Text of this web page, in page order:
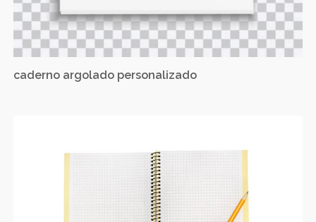
caderno argolado personalizado